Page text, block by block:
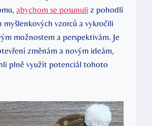
abychom se posunuli z pohodlí
myšlenkových vzorců a vykročili
možnostem a perspektivám. Je
změnám a novým ideám,
plně využít potenciál tohoto